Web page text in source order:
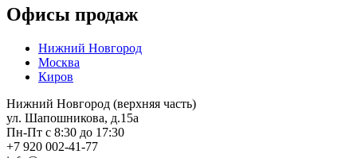
Офисы продаж
Нижний Новгород
Москва
Киров
Нижний Новгород (верхняя часть)
ул. Шапошникова, д.15а
Пн-Пт с 8:30 до 17:30
+7 920 002-41-77